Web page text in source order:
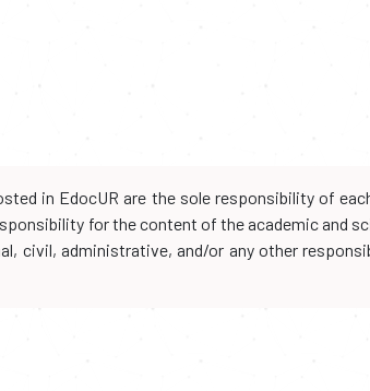
in EdocUR are the sole responsibility of
for the content of the academic and
civil, administrative, and/or any other